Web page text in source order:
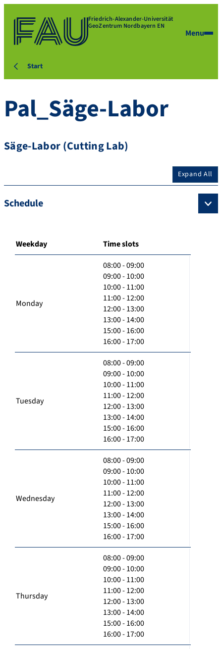
Friedrich-Alexander-Universität
GeoZentrum Nordbayern EN
Menu
Start
Pal_Säge-Labor
Säge-Labor (Cutting Lab)
Expand All
Schedule
Weekday Time slots
Monday
08:00 - 09:00
09:00 - 10:00
10:00 - 11:00
11:00 - 12:00
12:00 - 13:00
13:00 - 14:00
15:00 - 16:00
16:00 - 17:00
Tuesday
08:00 - 09:00
09:00 - 10:00
10:00 - 11:00
11:00 - 12:00
12:00 - 13:00
13:00 - 14:00
15:00 - 16:00
16:00 - 17:00
Wednesday
08:00 - 09:00
09:00 - 10:00
10:00 - 11:00
11:00 - 12:00
12:00 - 13:00
13:00 - 14:00
15:00 - 16:00
16:00 - 17:00
Thursday
08:00 - 09:00
09:00 - 10:00
10:00 - 11:00
11:00 - 12:00
12:00 - 13:00
13:00 - 14:00
15:00 - 16:00
16:00 - 17:00